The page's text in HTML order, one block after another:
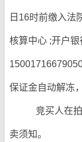
日16时前缴入法
核算中心 ;开户银
保证金自动解冻
竞买人在
卖须知。